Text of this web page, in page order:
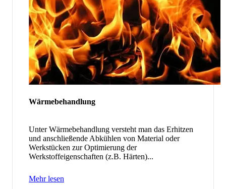
Wärmebehandlung
Unter Wärmebehandlung versteht man das Erhitzen
und anschließende Abkühlen von Material oder
Werkstücken zur Optimierung der
Werkstoffeigenschaften (z.B. Härten)...
Mehr lesen